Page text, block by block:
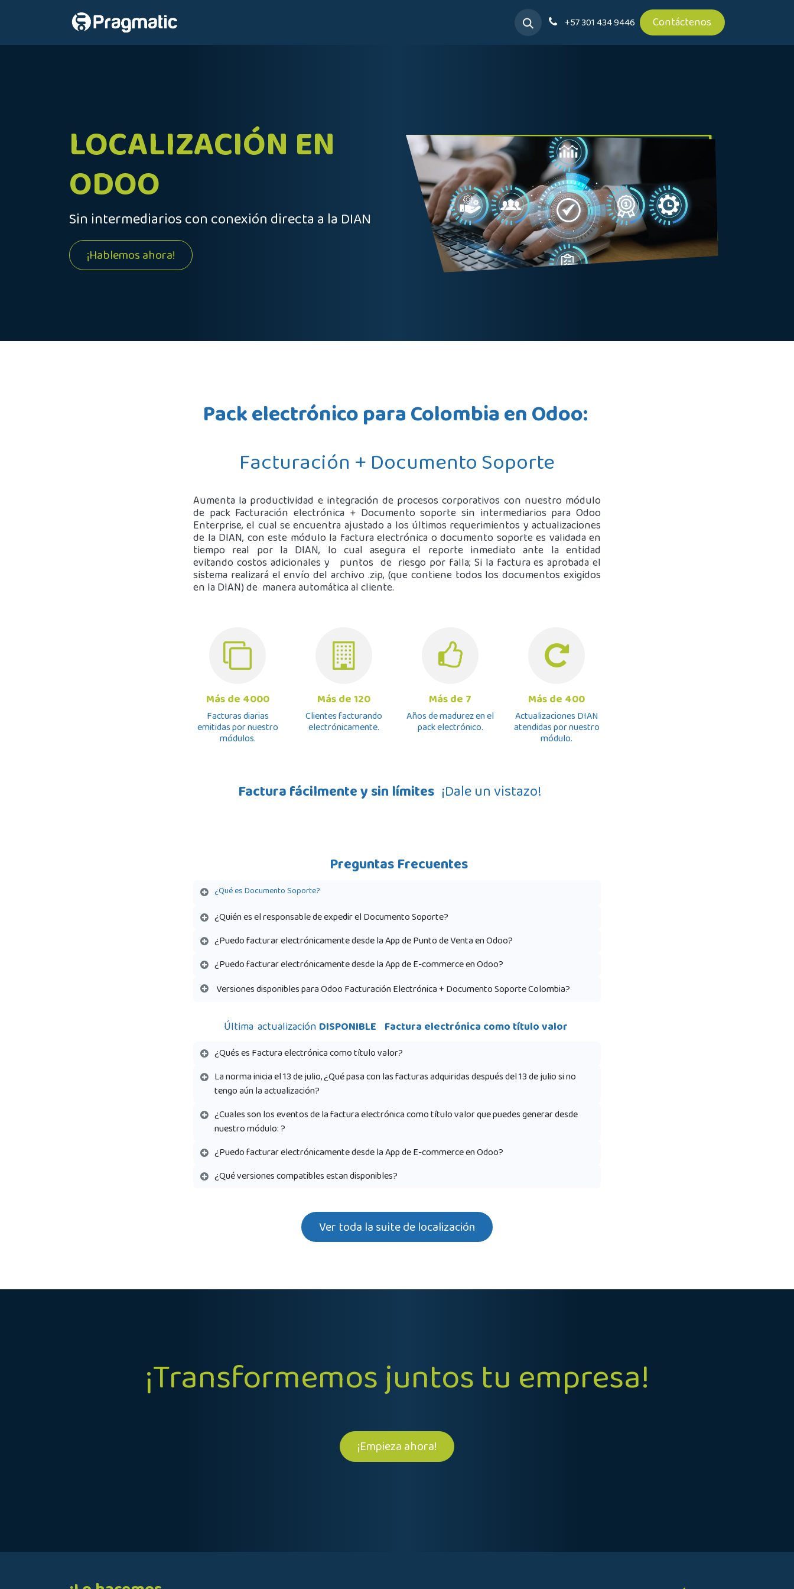
+57 301 434 9446 Contáctenos
LOCALIZACIÓN EN
ODOO
Sin intermediarios con conexión directa a la DIAN
¡Hablemos ahora!
Pack electrónico para Colombia en Odoo:
Facturación + Documento Soporte
Aumenta la productividad e integración de procesos corporativos con nuestro módulo
de pack Facturación electrónica + Documento soporte sin intermediarios para Odoo
Enterprise, el cual se encuentra ajustado a los últimos requerimientos y actualizaciones
de la DIAN, con este módulo la factura electrónica o documento soporte es validada en
tiempo real por la DIAN, lo cual asegura el reporte inmediato ante la entidad
evitando costos adicionales y puntos de riesgo por falla; Si la factura es aprobada el
sistema realizará el envío del archivo .zip, (que contiene todos los documentos exigidos
en la DIAN) de manera automática al cliente.
Más de 4000
Facturas diarias
emitidas por nuestro
módulos.
Más de 120
Clientes facturando
electrónicamente.
Más de 7
Años de madurez en el
pack electrónico.
Más de 400
Actualizaciones DIAN
atendidas por nuestro
módulo.
Factura fácilmente y sin límites ¡Dale un vistazo!
Preguntas Frecuentes
¿Qué es Documento Soporte?
¿Quién es el responsable de expedir el Documento Soporte?
¿Puedo facturar electrónicamente desde la App de Punto de Venta en Odoo?
¿Puedo facturar electrónicamente desde la App de E-commerce en Odoo?
Versiones disponibles para Odoo Facturación Electrónica + Documento Soporte Colombia?
Última actualización DISPONIBLE Factura electrónica como título valor
¿Qués es Factura electrónica como título valor?
La norma inicia el 13 de julio, ¿Qué pasa con las facturas adquiridas después del 13 de julio si no
tengo aún la actualización?
¿Cuales son los eventos de la factura electrónica como título valor que puedes generar desde
nuestro módulo: ?
¿Puedo facturar electrónicamente desde la App de E-commerce en Odoo?
¿Qué versiones compatibles estan disponibles?
Ver toda la suite de localización
​¡Transformemos juntos tu empresa!
¡Empieza ahora!